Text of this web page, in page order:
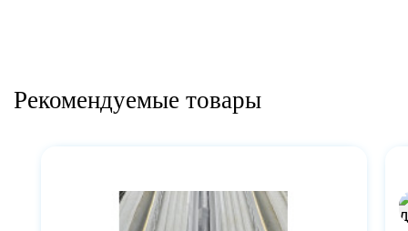
Рекомендуемые товары